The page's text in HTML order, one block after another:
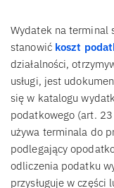
Wydatek na terminal
stanowić koszt
działalności,
usługi, jest
się w katalogu
podatkowego (art.
używa terminala do
podlegający
odliczenia podatku
przysługuje w części